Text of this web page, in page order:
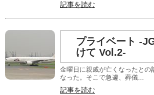
記事を読む
プライベート -
けて Vol.2-
金曜日に親戚が亡くなったとの
なった。そこで急遽、葬儀...
記事を読む